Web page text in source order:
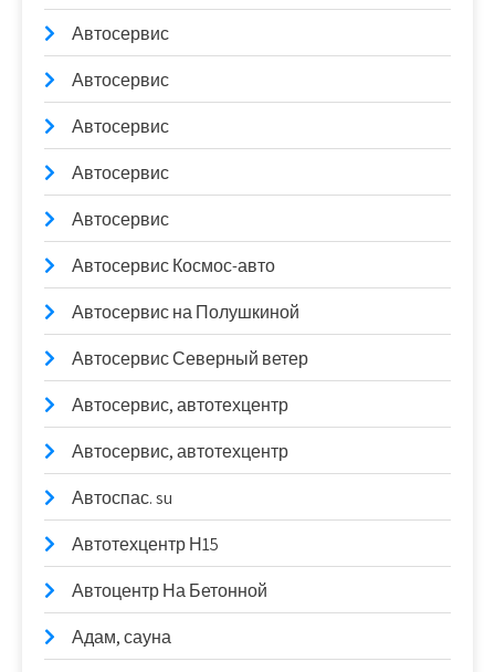
Автосервис
Автосервис
Автосервис
Автосервис
Автосервис
Автосервис Космос-авто
Автосервис на Полушкиной
Автосервис Северный ветер
Автосервис, автотехцентр
Автосервис, автотехцентр
Автоспас. su
Автотехцентр Н15
Автоцентр На Бетонной
Адам, сауна